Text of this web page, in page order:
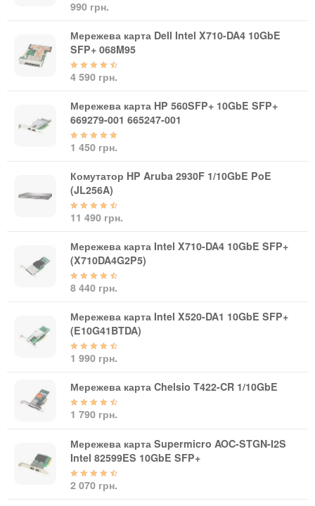
Автоматичні вимикачі
Акумулятори для ДБЖ
990 грн.
Мережева карта Dell Intel X710-DA4 10GbE
SFP+ 068M95
4 590 грн.
Мережева карта HP 560SFP+ 10GbE SFP+
669279-001 665247-001
1 450 грн.
Комутатор HP Aruba 2930F 1/10GbE PoE
(JL256A)
11 490 грн.
Мережева карта Intel X710-DA4 10GbE SFP+
(X710DA4G2P5)
8 440 грн.
Мережева карта Intel X520-DA1 10GbE SFP+
(E10G41BTDA)
1 990 грн.
Мережева карта Chelsio T422-CR 1/10GbE
1 790 грн.
Мережева карта Supermicro AOC-STGN-I2S
Intel 82599ES 10GbE SFP+
2 070 грн.